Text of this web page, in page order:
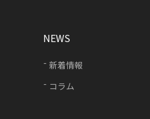
NEWS
新着情報
コラム